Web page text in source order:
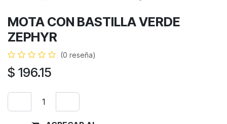
MOTA CON BASTILLA VERDE
ZEPHYR
(0 reseña)
$ 196.15